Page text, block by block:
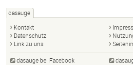
dasauge
Kontakt
Datenschutz
Link zu uns
dasauge bei Facebook